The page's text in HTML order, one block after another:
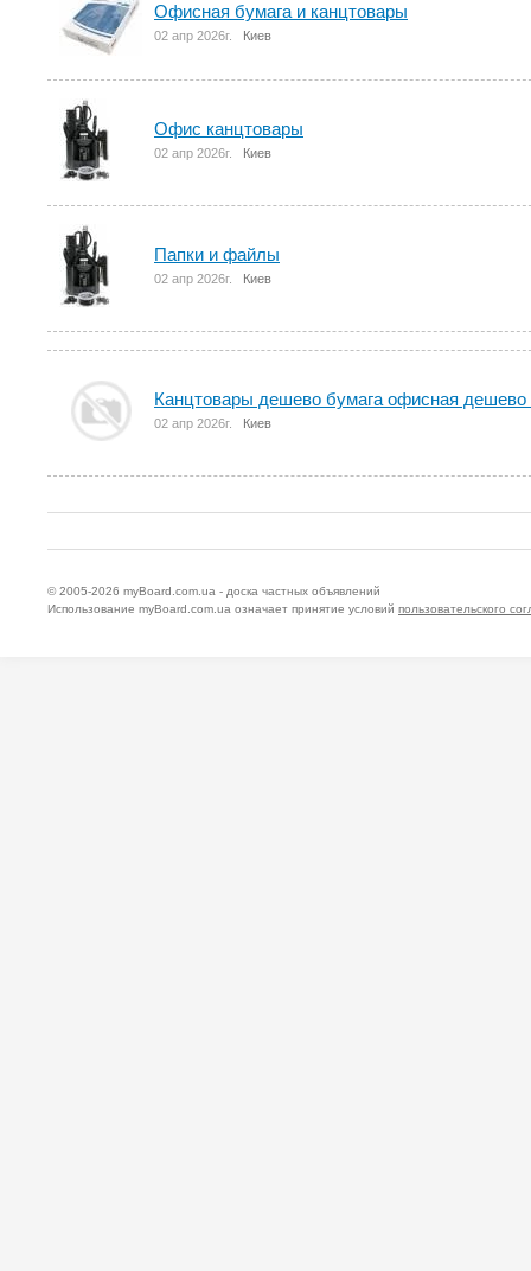
Офисная бумага и канцтовары
02 апр 2026г. Киев
Офис канцтовары
02 апр 2026г. Киев
Папки и файлы
02 апр 2026г. Киев
Канцтовары дешево бумага офисная дешево
02 апр 2026г. Киев
© 2005-2026 myBoard.com.ua - доска частных объявлений
Использование myBoard.com.ua означает принятие условий пользовательского